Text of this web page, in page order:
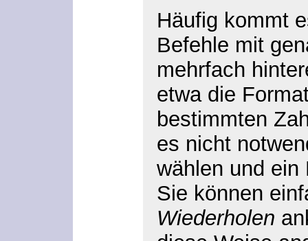
Häufig kommt
Befehle mit
mehrfach
etwa die
bestimmten
es nicht
wählen und ein
Sie können
Wiederholen